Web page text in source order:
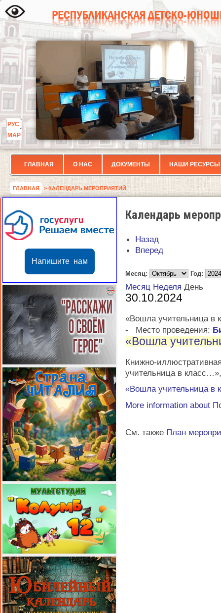
РУС
МАР
ГЛАВНАЯ О НАС ДОКУМЕНТЫ НАШИ РЕСУРСЫ
ГЛАВНАЯ > КАЛЕНДАРЬ МЕРОПРИЯТИЙ
Напишите нам
Календарь
Назад
Вперед
Месяц: Год:
Месяц Неделя День
30.10.2024
«Вошла учительница в
-
Место проведения:
«Вошла
Книжно-
учительница в
«Вошла учительница в
More information about
См. также План